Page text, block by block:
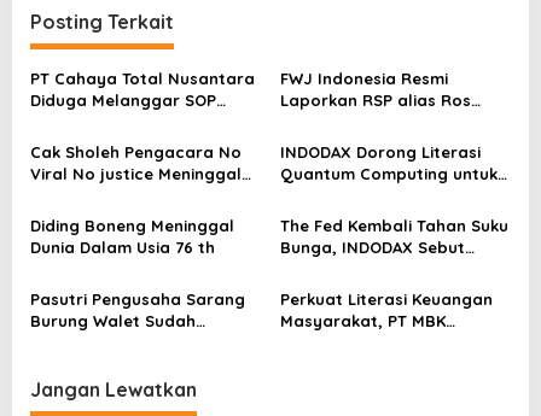
g
a
s
i
p
o
s
Posting Terkait
PT Cahaya Total Nusantara
Diduga Melanggar SOP
Kerja Hingga meninggal
Dunia, Kluarga Korban
Merasa Di abaikan
FWJ Indonesia Resmi
Laporkan RSP alias Ros
Cak Sholeh Pengacara No
Viral No justice Meninggal
INDODAX Dorong Literasi
Quantum Computing untuk
Blockchain
Diding Boneng Meninggal
Dunia Dalam Usia 76 th
The Fed Kembali Tahan Suku
Bunga, INDODAX Sebut
Sentimen Pasar
Pasutri Pengusaha Sarang
Burung Walet Sudah
Segera Lakukan Penahanan
Perkuat Literasi Keuangan
Masyarakat, PT MBK
Jangan Lewatkan